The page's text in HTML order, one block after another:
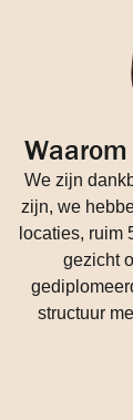
Waarom
We zijn
zijn, we
locaties, ruim
gezicht
structuur